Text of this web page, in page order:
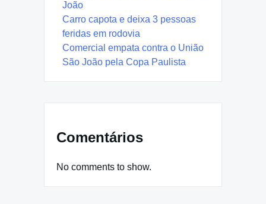
João
Carro capota e deixa 3 pessoas
feridas em rodovia
Comercial empata contra o União
São João pela Copa Paulista
Comentários
No comments to show.